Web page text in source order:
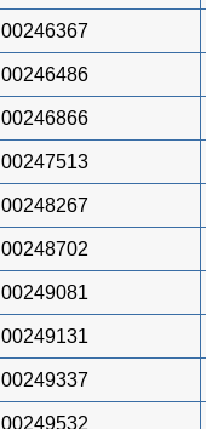
00246367
00246486
00246866
00247513
00248267
00248702
00249081
00249131
00249337
00249532